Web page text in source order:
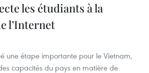
les étudiants à la
l’Internet
une étape importante pour le Vietnam,
capacités du pays en matière de